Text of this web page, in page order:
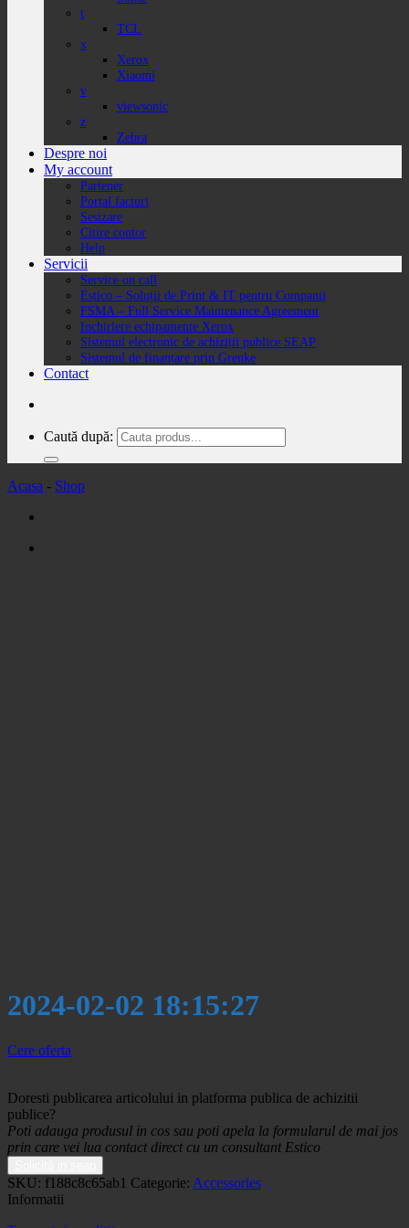
t
TCL
x
Xerox
Xiaomi
v
viewsonic
z
Zebra
Despre noi
My account
Partener
Portal facturi
Sesizare
Citire contor
Help
Servicii
Service on call
Estico – Soluții de Print & IT pentru Companii
FSMA – Full Service Maintenance Agreement
Inchiriere echipamente Xerox
Sistemul electronic de achiziții publice SEAP
Sistemul de finanțare prin Grenke
Contact
Caută după:
Acasa - Shop
2024-02-02 18:15:27
Cere oferta
Doresti publicarea articolului in platforma publica de achizitii
publice?
Poti adauga produsul in cos sau poti apela la formularul de mai jos
prin care vei lua contact direct cu un consultant Estico
SKU: f188c8c65ab1 Categorie: Accessories
Informatii